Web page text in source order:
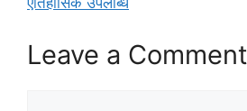
Leave a Comment